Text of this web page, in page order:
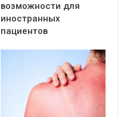
возможности для
иностранных
пациентов